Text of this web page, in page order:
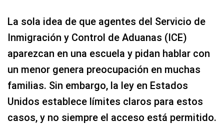
La sola idea de que agentes del Servicio de
Inmigración y Control de Aduanas (ICE)
aparezcan en una escuela y pidan hablar con
un menor genera preocupación en muchas
familias. Sin embargo, la ley en Estados
Unidos establece límites claros para estos
casos, y no siempre el acceso está permitido.